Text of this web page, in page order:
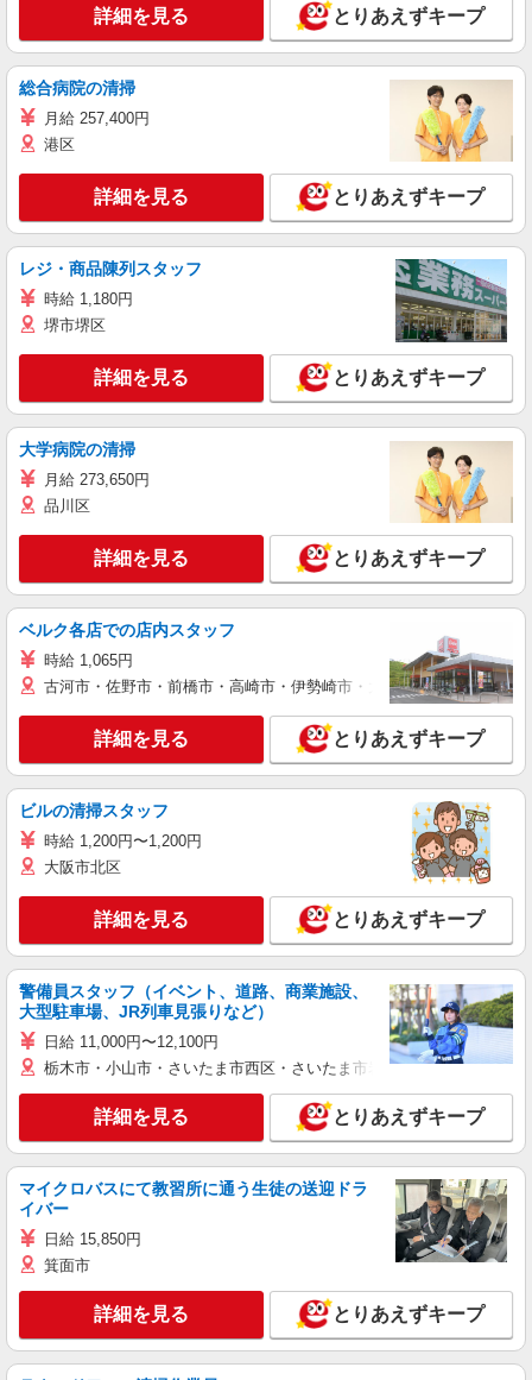
詳細を見る とりあえずキープ
総合病院の清掃
月給 257,400円
港区
詳細を見る とりあえずキープ
レジ・商品陳列スタッフ
時給 1,180円
堺市堺区
詳細を見る とりあえずキープ
大学病院の清掃
月給 273,650円
品川区
詳細を見る とりあえずキープ
ベルク各店での店内スタッフ
時給 1,065円
古河市・佐野市・前橋市・高崎市・伊勢崎市・太田市・館林市・藤
詳細を見る とりあえずキープ
ビルの清掃スタッフ
時給 1,200円〜1,200円
大阪市北区
詳細を見る とりあえずキープ
警備員スタッフ（イベント、道路、商業施設、
大型駐車場、JR列車見張りなど）
日給 11,000円〜12,100円
栃木市・小山市・さいたま市西区・さいたま市岩槻区・久喜市・蓮田
詳細を見る とりあえずキープ
マイクロバスにて教習所に通う生徒の送迎ドラ
イバー
日給 15,850円
箕面市
詳細を見る とりあえずキープ